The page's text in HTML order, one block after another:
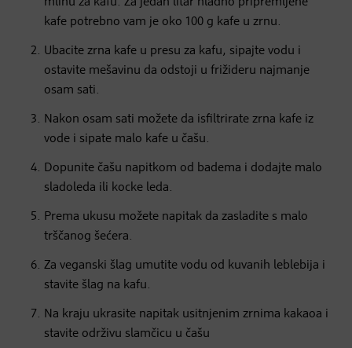
kafe potrebno vam je oko 100 g kafe u zrnu.
Ubacite zrna kafe u presu za kafu, sipajte vodu i
ostavite mešavinu da odstoji u frižideru najmanje
osam sati.
Nakon osam sati možete da isfiltrirate zrna kafe iz
vode i sipate malo kafe u čašu.
Dopunite čašu napitkom od badema i dodajte malo
sladoleda ili kocke leda.
Prema ukusu možete napitak da zasladite s malo
trščanog šećera.
Za veganski šlag umutite vodu od kuvanih leblebija i
stavite šlag na kafu.
Na kraju ukrasite napitak usitnjenim zrnima kakaoa i
stavite održivu slamčicu u čašu